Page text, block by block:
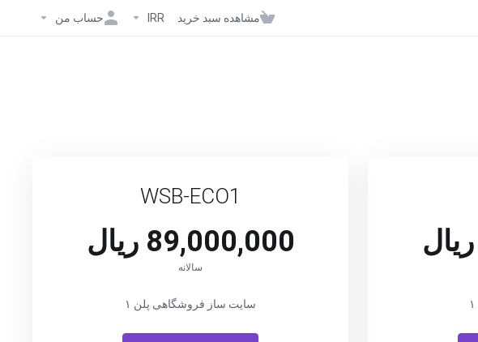
مشاهده سبد خرید IRR حساب من
WSB-ECO1
89,000,000 ریال
سالانه
سایت ساز فروشگاهی پلن ۱